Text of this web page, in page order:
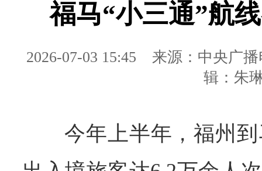
福马“小三通”航
2026-07-03 15:45
来源：中央广
辑：朱
今年上半年，福州